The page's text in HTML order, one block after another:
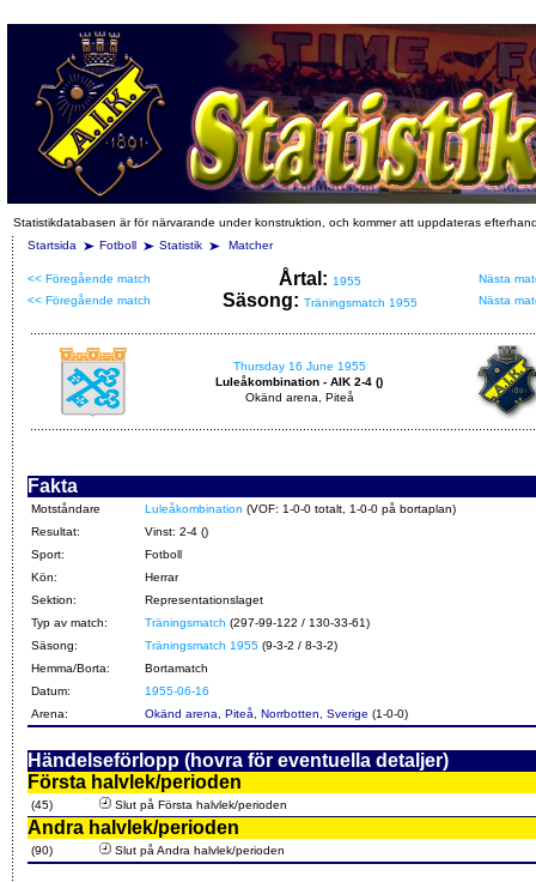
Statistikdatabasen är för närvarande under konstruktion, och kommer att uppdateras
Startsida
Fotboll Statistik Matcher
<< Föregående match Årtal: 1955
Nästa
<< Föregående match
Säsong: Träningsmatch 1955 Nästa
Thursday 16 June 1955
Luleåkombination - AIK 2-4 ()
Okänd arena, Piteå
Fakta
Motståndare Luleåkombination (VOF: 1-0-0 totalt, 1-0-0 på bortaplan)
Resultat:
Vinst: 2-4 ()
Sport:
Fotboll
Kön:
Herrar
Sektion:
Representationslaget
Typ av match:
Träningsmatch (297-99-122 / 130-33-61)
Säsong:
Träningsmatch 1955 (9-3-2 / 8-3-2)
Hemma/Borta:
Bortamatch
Datum:
1955-06-16
Arena:
Okänd arena, Piteå, Norrbotten, Sverige (1-0-0)
Händelseförlopp (hovra för eventuella detaljer)
Första halvlek/perioden
(45) Slut på Första halvlek/perioden
Andra halvlek/perioden
(90) Slut på Andra halvlek/perioden